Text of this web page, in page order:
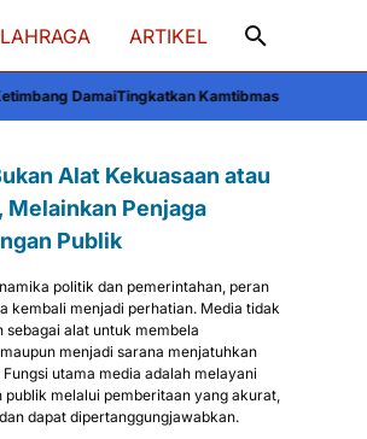
ARTIKEL
Kamtibmas Soppeng, Kapolres Perkenalkan
Alat Kekuasaan atau
Melainkan Penjaga
Publik
politik dan pemerintahan, peran
kembali menjadi perhatian. Media tidak
sebagai alat untuk membela
menjadi sarana menjatuhkan
utama media adalah melayani
publik melalui pemberitaan yang akurat,
dapat dipertanggungjawabkan.